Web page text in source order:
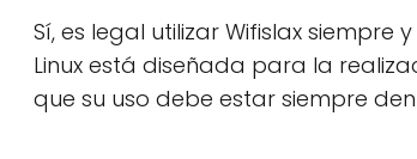
Sí, es legal utilizar Wifislax
Linux está diseñada para la
que su uso debe estar siempre